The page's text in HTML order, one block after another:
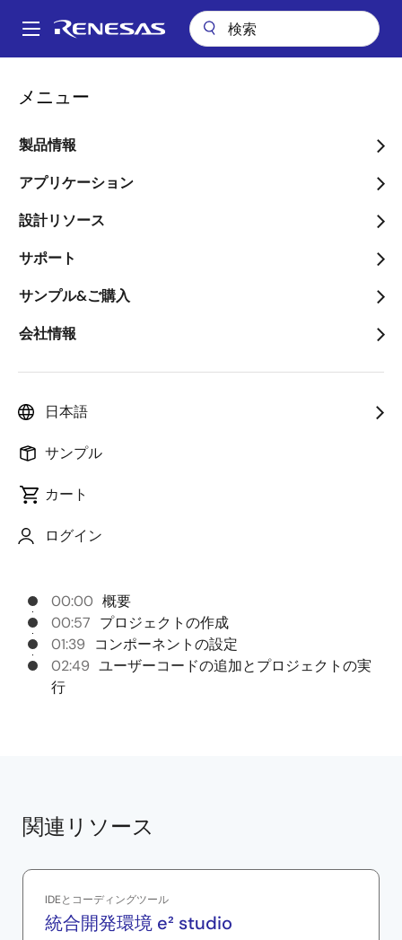
ン
Main
メニュー
製品情報
アプリケーション
設計リソース
サポート
サンプル&ご購入
会社情報
日本語
サンプル
カート
ログイン
パ
ン
く
ず
スマート・コンフィグレータ チュートリアル - A/D変換結果に従って
スマート・コンフィグレー
タ チュートリアル - A/D変
換結果に従ってLED点滅す
るRL78プロジェクトの作
成手順
2024年11月1日
このビデオについて
この動画はスマート・コンフィグレータでA/D変換
(ADC)を使ったLED点滅プログラムを作るまでの手順を
解説します。
00:00 概要
00:57 プロジェクトの作成
01:39
コンポーネントの設定
02:49 ユーザーコードの追加とプロジェクトの実
行
関連リソース
IDEとコーディングツール
統合開発環境 e² studio